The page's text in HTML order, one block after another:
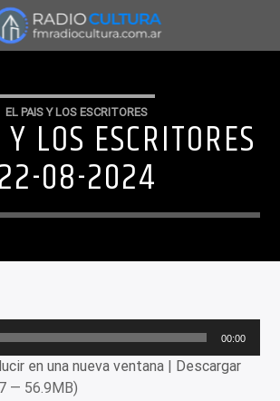
EL PAIS Y LOS ESCRITORES
LOS ESCRITORES
22-08-2024
00:00
en una nueva ventana | Descargar
— 56.9MB)